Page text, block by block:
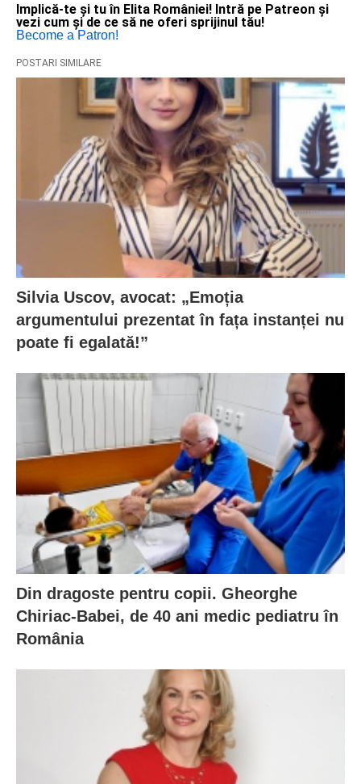
Implică-te și tu în Elita României! Intră pe Patreon și
vezi cum și de ce să ne oferi sprijinul tău!
Become a Patron!
POSTARI SIMILARE
Silvia Uscov, avocat: „Emoția
argumentului prezentat în fața instanței nu
poate fi egalată!”
Din dragoste pentru copii. Gheorghe
Chiriac-Babei, de 40 ani medic pediatru în
România